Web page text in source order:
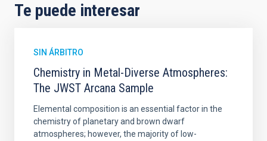
Te puede interesar
SIN ÁRBITRO
Chemistry in Metal-Diverse Atmospheres:
The JWST Arcana Sample
Elemental composition is an essential factor in the
chemistry of planetary and brown dwarf
atmospheres; however, the majority of low-